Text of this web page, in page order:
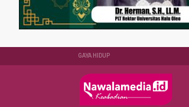
GAYA HIDUP